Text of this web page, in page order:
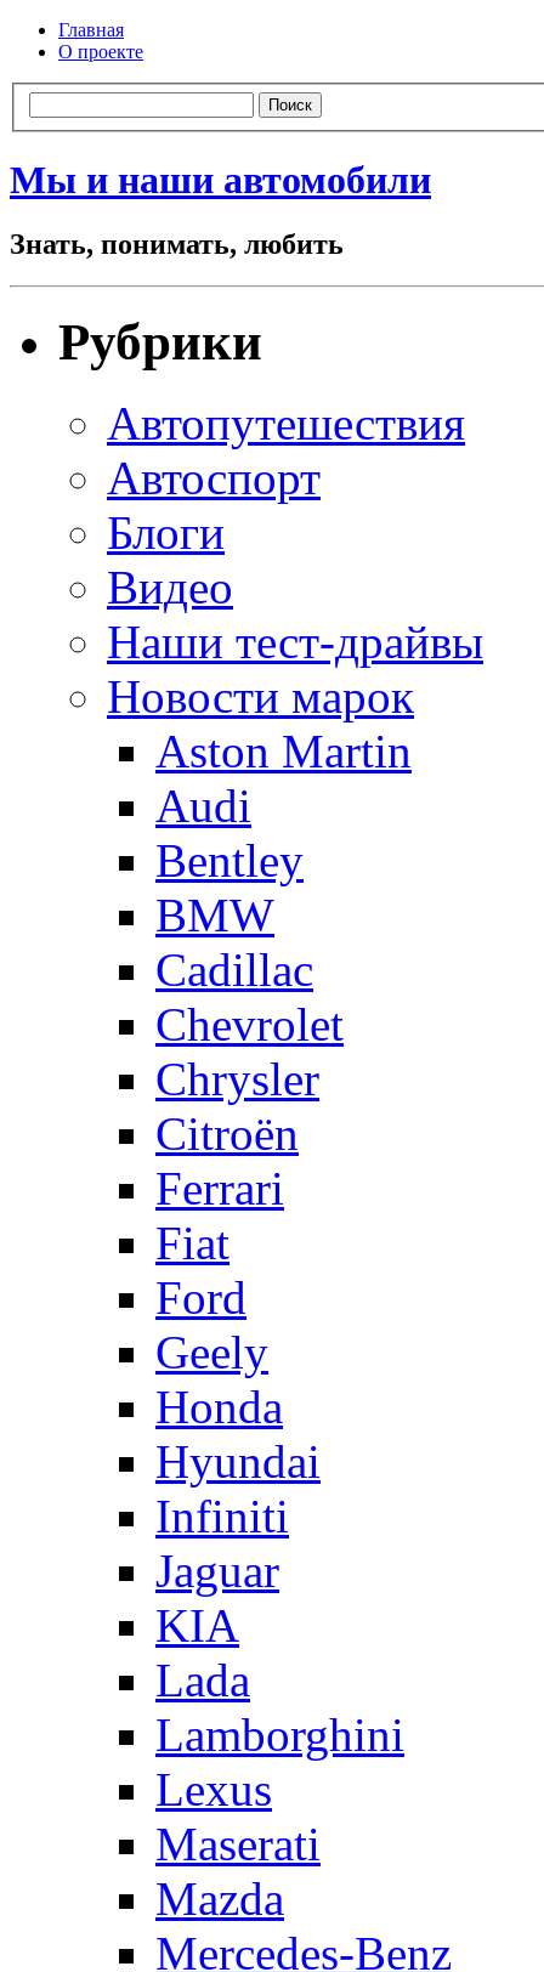
Главная
О проекте
Мы и наши автомобили
Знать, понимать, любить
Рубрики
Автопутешествия
Автоспорт
Блоги
Видео
Наши тест-драйвы
Новости марок
Aston Martin
Audi
Bentley
BMW
Cadillac
Chevrolet
Chrysler
Citroën
Ferrari
Fiat
Ford
Geely
Honda
Hyundai
Infiniti
Jaguar
KIA
Lada
Lamborghini
Lexus
Maserati
Mazda
Mercedes-Benz